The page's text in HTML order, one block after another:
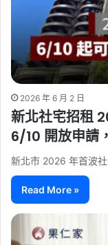
2026 年 6 月 2 日
新北社宅招租
6/10 開放申請
新北市 2026 年首波
Read More »